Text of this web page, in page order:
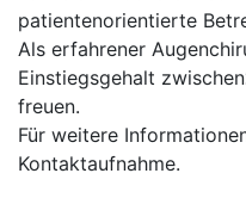
patientenorientierte
Als erfahrener
Einstiegsgehalt zwischen
freuen.
Für weitere
Kontaktaufnahme.